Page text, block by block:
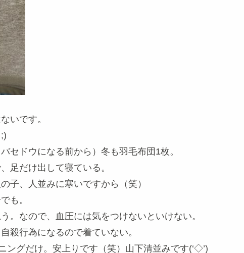
いです。
セドウになる前から）冬も羽毛布団1枚。
足だけ出して寝ている。
子、人並みに寒いですから（笑）
も。
。なので、血圧には気をつけないといけない。
殺行為になるので着ていない。
グだけ。安上りです（笑）山下清並みです(‘◇’)ゞ